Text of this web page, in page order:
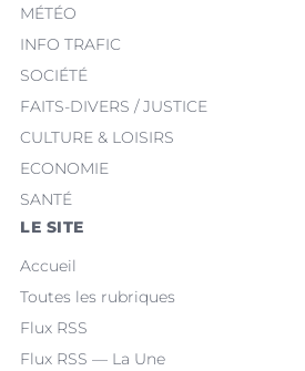
MÉTÉO
INFO TRAFIC
SOCIÉTÉ
FAITS-DIVERS / JUSTICE
CULTURE & LOISIRS
ECONOMIE
SANTÉ
LE SITE
Accueil
Toutes les rubriques
Flux RSS
Flux RSS — La Une